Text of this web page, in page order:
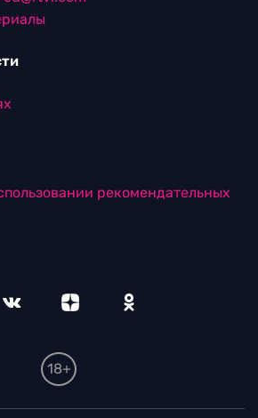
рекомендательных
18+